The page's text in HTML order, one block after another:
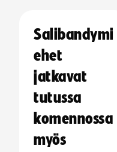
Salibandymi
ehet
jatkavat
tutussa
komennossa
myös